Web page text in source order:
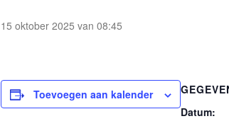
15 oktober 2025 van 08:45
Toevoegen aan kalender
Datum: